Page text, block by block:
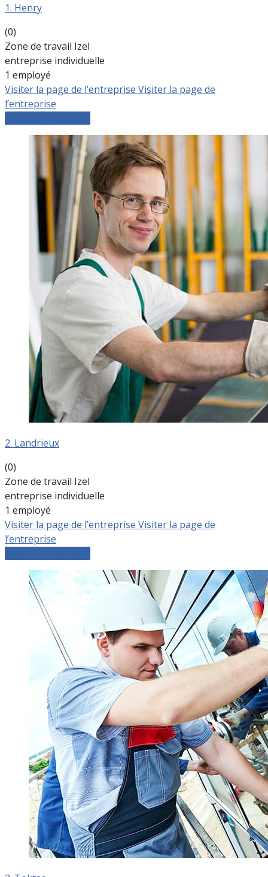
1. Henry
(0)
Zone de travail Izel
entreprise individuelle
1 employé
Visiter la page de l’entreprise Visiter la page de
l’entreprise
2. Landrieux
(0)
Zone de travail Izel
entreprise individuelle
1 employé
Visiter la page de l’entreprise Visiter la page de
l’entreprise